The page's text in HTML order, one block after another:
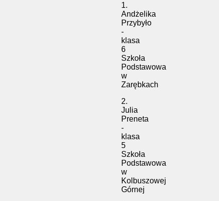
1.
Andżelika
Przybyło
-
klasa
6
Szkoła
Podstawowa
w
Zarębkach
2.
Julia
Preneta
-
klasa
5
Szkoła
Podstawowa
w
Kolbuszowej
Górnej